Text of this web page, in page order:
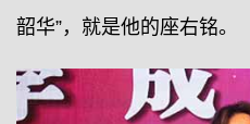
韶华”，就是他的座右铭。